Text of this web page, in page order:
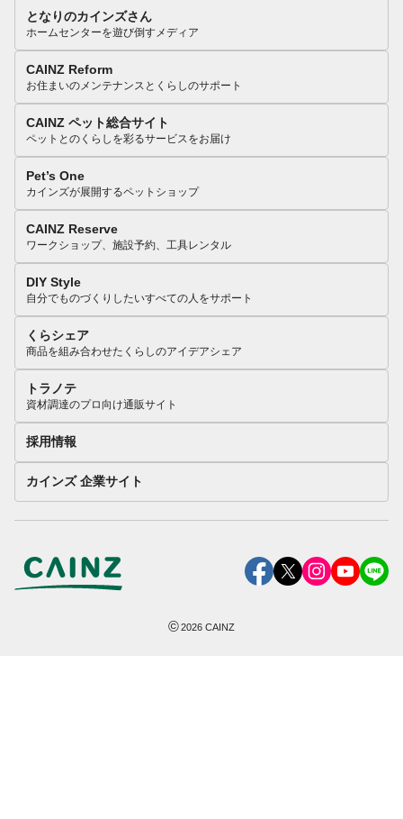
となりのカインズさん
ホームセンターを遊び倒すメディア
CAINZ Reform
お住まいのメンテナンスとくらしのサポート
CAINZ ペット総合サイト
ペットとのくらしを彩るサービスをお届け
Pet’s One
カインズが展開するペットショップ
CAINZ Reserve
ワークショップ、施設予約、工具レンタル
DIY Style
自分でものづくりしたいすべての人をサポート
くらシェア
商品を組み合わせたくらしのアイデアシェア
トラノテ
資材調達のプロ向け通販サイト
採用情報
カインズ 企業サイト
©2026 CAINZ